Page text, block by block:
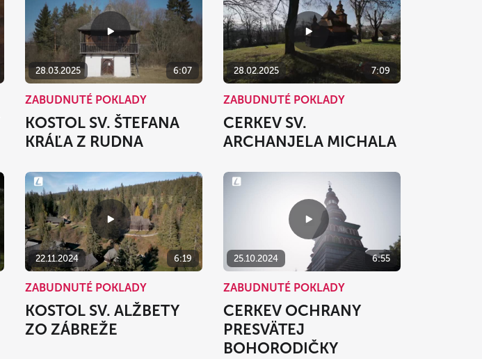
28.03.2025 6:07
ZABUDNUTÉ POKLADY
KOSTOL SV. ŠTEFANA
KRÁĽA Z RUDNA
28.02.2025 7:09
ZABUDNUTÉ POKLADY
CERKEV SV.
ARCHANJELA MICHALA
22.11.2024 6:19
ZABUDNUTÉ POKLADY
KOSTOL SV. ALŽBETY
ZO ZÁBREŽE
25.10.2024 6:55
ZABUDNUTÉ POKLADY
CERKEV OCHRANY
PRESVÄTEJ
BOHORODIČKY